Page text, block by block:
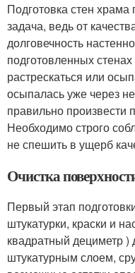
Подготовка стен храма
задача, ведь от
долговечность
подготовленных
растрескаться или
осыпалась уже через
правильно произвести
Необходимо строго
не спешить в ущерб
Очистка
Первый этап
штукатурки, краски и
квадратный дециметр )
штукатурным слоем,